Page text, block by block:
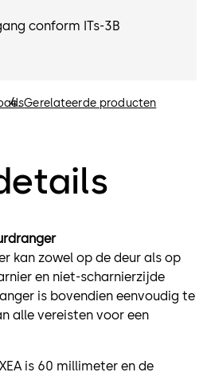
conform ITs-3B
Gerelateerde producten
kan zowel op de deur als op
en niet-scharnierzijde
is bovendien eenvoudig te
alle vereisten voor een
is 60 millimeter en de